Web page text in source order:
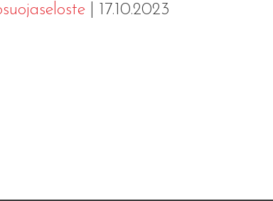
| 17.10.2023